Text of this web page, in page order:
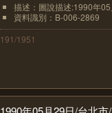
描述：圖說描述:1990年
資料識別：B-006-2869
191/1951